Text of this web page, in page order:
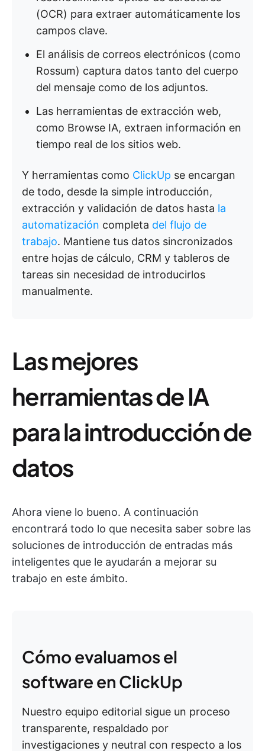
(OCR) para extraer automáticamente los
campos clave.
El análisis de correos electrónicos (como
Rossum) captura datos tanto del cuerpo
del mensaje como de los adjuntos.
Las herramientas de extracción web,
como Browse IA, extraen información en
tiempo real de los sitios web.
Y herramientas como ClickUp se encargan
de todo, desde la simple introducción,
extracción y validación de datos hasta la
automatización completa del flujo de
trabajo. Mantiene tus datos sincronizados
entre hojas de cálculo, CRM y tableros de
tareas sin necesidad de introducirlos
manualmente.
Las mejores
herramientas de IA
para la introducción de
datos
Ahora viene lo bueno. A continuación
encontrará todo lo que necesita saber sobre las
soluciones de introducción de entradas más
inteligentes que le ayudarán a mejorar su
trabajo en este ámbito.
Cómo evaluamos el
software en ClickUp
Nuestro equipo editorial sigue un proceso
transparente, respaldado por
investigaciones y neutral con respecto a los